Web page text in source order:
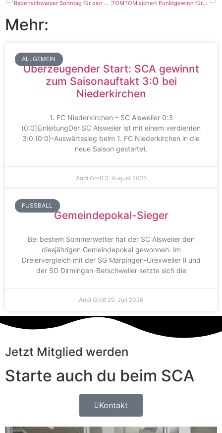
Rabenschwarzer Sonntag für den SCA TOMTOM sichert Punktgewinn für die 1. Mannschaft
Mehr:
ALLGEMEIN
Überzeugender Start: SCA gewinnt
zum Saisonauftakt 3:0 bei
Niederkirchen
1. FC Niederkirchen – SC Alsweiler 0:3
(0:0)EinleitungDer SC Alsweiler ist mit einem verdienten
3:0 (0:0)-Auswärtssieg beim 1. FC Niederkirchen in die
neue Saison gestartet.
Andi Groß 3. August 2026
FUSSBALL
Gemeindepokal-Sieger
Bei bestem Sommerwetter hat der SC Alsweiler den
diesjährigen Gemeindepokal gewonnen. Im
Dreiervergleich mit der SG Marpingen-Urexweiler Il und
der SG Dirmingen-Berschweiler setzte sich die
Andi Groß 29. Juli 2026
Jetzt Mitglied werden
Starte auch du beim SCA
Kontakt